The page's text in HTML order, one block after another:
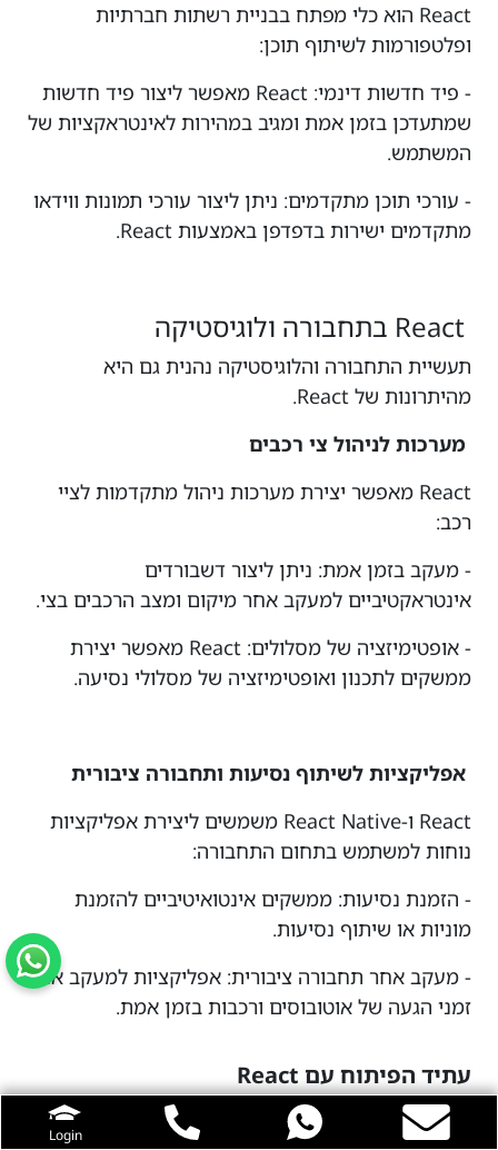
Login
React הוא כלי מפתח בבניית רשתות חברתיות
ופלטפורמות לשיתוף תוכן:
- פיד חדשות דינמי: React מאפשר ליצור פיד חדשות
שמתעדכן בזמן אמת ומגיב במהירות לאינטראקציות של
המשתמש.
- עורכי תוכן מתקדמים: ניתן ליצור עורכי תמונות ווידאו
מתקדמים ישירות בדפדפן באמצעות React.
תעשיית התחבורה והלוגיסטיקה נהנית גם היא
מהיתרונות של React.
מערכות לניהול צי רכבים
React מאפשר יצירת מערכות ניהול מתקדמות לציי
רכב:
- מעקב בזמן אמת: ניתן ליצור דשבורדים
אינטראקטיביים למעקב אחר מיקום ומצב הרכבים בצי.
- אופטימיזציה של מסלולים: React מאפשר יצירת
ממשקים לתכנון ואופטימיזציה של מסלולי נסיעה.
אפליקציות לשיתוף נסיעות ותחבורה ציבורית
React ו-React Native משמשים ליצירת אפליקציות
נוחות למשתמש בתחום התחבורה:
- הזמנת נסיעות: ממשקים אינטואיטיביים להזמנת
מוניות או שיתוף נסיעות.
- מעקב אחר תחבורה ציבורית: אפליקציות למעקב אחר
זמני הגעה של אוטובוסים ורכבות בזמן אמת.
עתיד הפיתוח עם React
React ממשיך להתפתח ולהתאים עצמו לצרכים
המשתנים של עולם הפיתוח. הנה כמה מגמות ופיתוחים